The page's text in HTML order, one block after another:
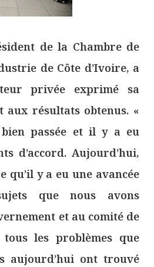
de la Chambre de
de Côte d’Ivoire, a
privée exprimé sa
aux résultats obtenus. «
bien passée et il y a eu
d’accord. Aujourd’hui,
qu’il y a eu une avancée
que nous avons
et au comité de
les problèmes que
aujourd’hui ont trouvé